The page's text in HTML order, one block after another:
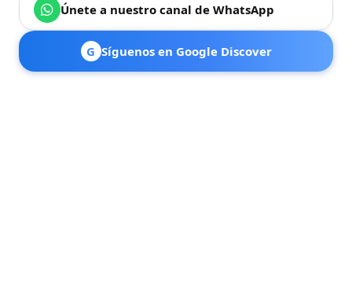
Únete a nuestro canal de WhatsApp
G Síguenos en Google Discover